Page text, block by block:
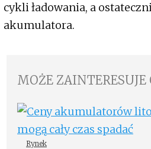
cykli ładowania, a
akumulatora.
MOŻE ZAINTERESUJE
Rynek